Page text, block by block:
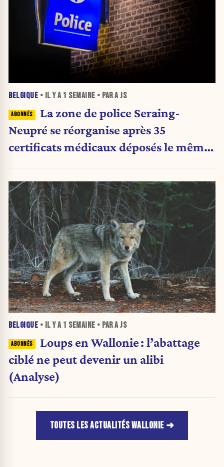
BELGIQUE • IL Y A 1 SEMAINE • PAR A JS
La zone de police Seraing-
Neupré se réorganise après 35
certificats médicaux déposés le même
BELGIQUE • IL Y A 1 SEMAINE • PAR A JS
Loups en Wallonie : l’abattage
ciblé ne peut devenir un alibi
(Analyse)
TOUTES LES ACTUALITÉS WALLONIE